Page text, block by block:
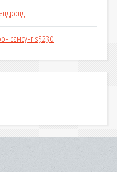
андроид
самсунг s5230